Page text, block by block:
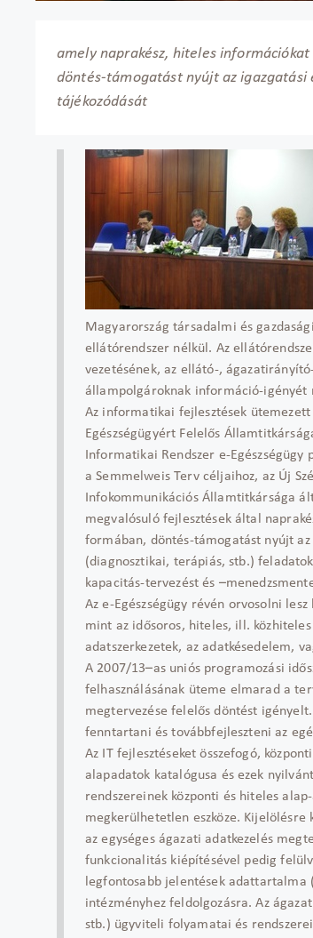
amely naprakész, hiteles
döntés-támogatást nyújt az igazgatási
tájékozódását
Magyarország társadalmi és
ellátórendszer nélkül. Az
vezetésének, az ellátó-,
állampolgároknak információ-igényét
Az informatikai fejlesztések
Egészségügyért Felelős
Informatikai Rendszer e-
a Semmelweis Terv céljaihoz, az Új
Infokommunikációs Államtitkársága
megvalósuló fejlesztések által
formában, döntés-támogatást nyújt
(diagnosztikai, terápiás, stb.)
kapacitás-tervezést és
Az e-Egészségügy révén orvosolni
mint az idősoros, hiteles, ill.
adatszerkezetek, az adatkésedelem,
A 2007/13–as uniós programozási
felhasználásának üteme elmarad a
megtervezése felelős döntést
fenntartani és továbbfejleszteni az
Az IT fejlesztéseket összefogó,
alapadatok katalógusa és ezek
rendszereinek központi és hiteles
megkerülhetetlen eszköze.
az egységes ágazati adatkezelés
funkcionalitás kiépítésével pedig
legfontosabb jelentések
intézményhez feldolgozásra. Az
stb.) ügyviteli folyamatai és